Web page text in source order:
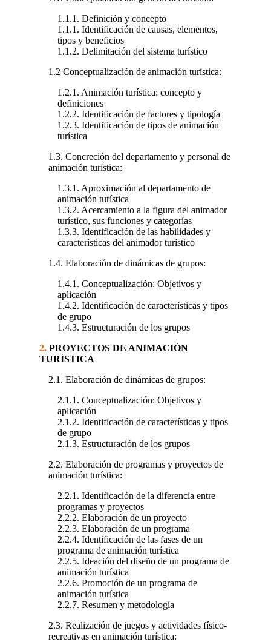
1.1.1. Definición y concepto
1.1.1. Identificación de causas, elementos,
tipos y beneficios
1.1.2. Delimitación del sistema turístico
1.2 Conceptualización de animación turística:
1.2.1. Animación turística: concepto y
definiciones
1.2.2. Identificación de factores y tipología
1.2.3. Identificación de tipos de animación
turística
1.3. Concreción del departamento y personal de
animación turística:
1.3.1. Aproximación al departamento de
animación turística
1.3.2. Acercamiento a la figura del animador
turístico, sus funciones y categorías
1.3.3. Identificación de las habilidades y
características del animador turístico
1.4. Elaboración de dinámicas de grupos:
1.4.1. Conceptualización: Objetivos y
aplicación
1.4.2. Identificación de características y tipos
de grupo
1.4.3. Estructuración de los grupos
2. PROYECTOS DE ANIMACIÓN
TURÍSTICA
2.1. Elaboración de dinámicas de grupos:
2.1.1. Conceptualización: Objetivos y
aplicación
2.1.2. Identificación de características y tipos
de grupo
2.1.3. Estructuración de los grupos
2.2. Elaboración de programas y proyectos de
animación turística:
2.2.1. Identificación de la diferencia entre
programas y proyectos
2.2.2. Elaboración de un proyecto
2.2.3. Elaboración de un programa
2.2.4. Identificación de las fases de un
programa de animación turística
2.2.5. Ideación del diseño de un programa de
animación turística
2.2.6. Promoción de un programa de
animación turística
2.2.7. Resumen y metodología
2.3. Realización de juegos y actividades físico-
recreativas en animación turística: